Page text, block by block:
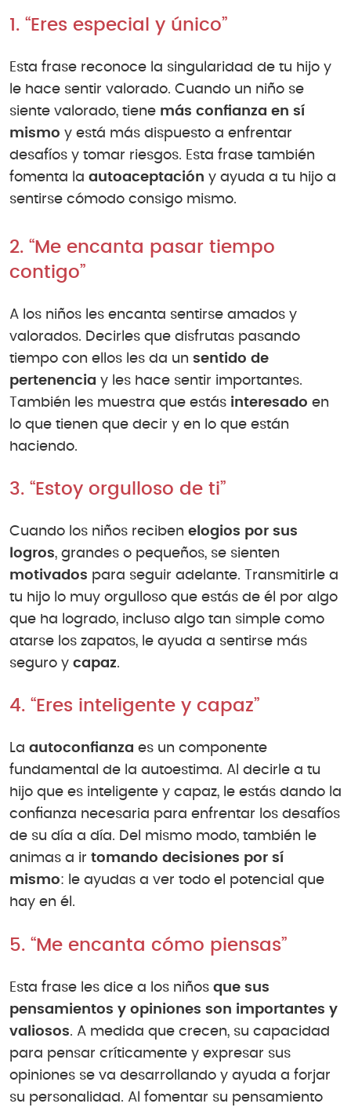
1. “Eres especial y único”
Esta frase reconoce la singularidad de tu hijo y
le hace sentir valorado. Cuando un niño se
siente valorado, tiene más confianza en sí
mismo y está más dispuesto a enfrentar
desafíos y tomar riesgos. Esta frase también
fomenta la autoaceptación y ayuda a tu hijo a
sentirse cómodo consigo mismo.
2. “Me encanta pasar tiempo
contigo”
A los niños les encanta sentirse amados y
valorados. Decirles que disfrutas pasando
tiempo con ellos les da un sentido de
pertenencia y les hace sentir importantes.
También les muestra que estás interesado en
lo que tienen que decir y en lo que están
haciendo.
3. “Estoy orgulloso de ti”
Cuando los niños reciben elogios por sus
logros, grandes o pequeños, se sienten
motivados para seguir adelante. Transmitirle a
tu hijo lo muy orgulloso que estás de él por algo
que ha logrado, incluso algo tan simple como
atarse los zapatos, le ayuda a sentirse más
seguro y capaz.
4. “Eres inteligente y capaz”
La autoconfianza es un componente
fundamental de la autoestima. Al decirle a tu
hijo que es inteligente y capaz, le estás dando la
confianza necesaria para enfrentar los desafíos
de su día a día. Del mismo modo, también le
animas a ir tomando decisiones por sí
mismo: le ayudas a ver todo el potencial que
hay en él.
5. “Me encanta cómo piensas”
Esta frase les dice a los niños que sus
pensamientos y opiniones son importantes y
valiosos. A medida que crecen, su capacidad
para pensar críticamente y expresar sus
opiniones se va desarrollando y ayuda a forjar
su personalidad. Al fomentar su pensamiento